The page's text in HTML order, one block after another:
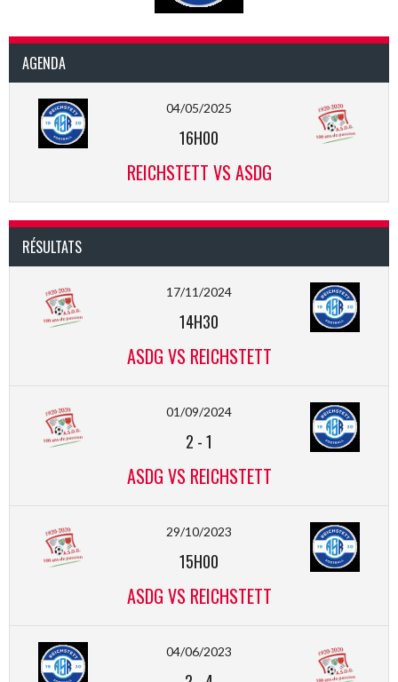
AGENDA
04/05/2025
16H00
REICHSTETT VS ASDG
RÉSULTATS
17/11/2024
14H30
ASDG VS REICHSTETT
01/09/2024
2 -1
ASDG VS REICHSTETT
29/10/2023
15H00
ASDG VS REICHSTETT
04/06/2023